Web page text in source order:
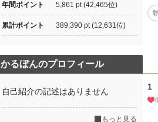
1
年間ポイント 5,861 pt (42,465位)
累計ポイント 389,390 pt (12,631位)
かるぼんのプロフィール
自己紹介の記述はありません
もっと見る